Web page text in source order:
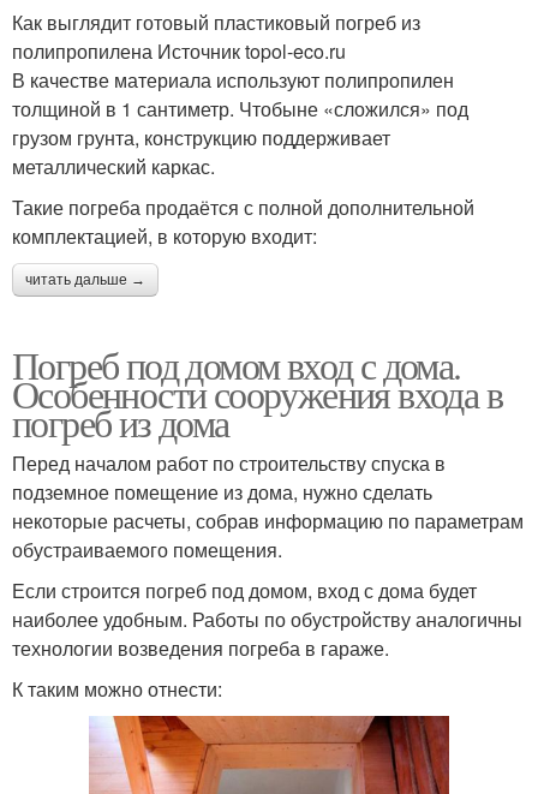
Как выглядит готовый пластиковый погреб из
полипропилена Источник topol-eco.ru
В качестве материала используют полипропилен
толщиной в 1 сантиметр. Чтобыне «сложился» под
грузом грунта, конструкцию поддерживает
металлический каркас.
Такие погреба продаётся с полной дополнительной
комплектацией, в которую входит:
читать дальше →
Погреб под домом вход с дома.
Особенности сооружения входа в
погреб из дома
Перед началом работ по строительству спуска в
подземное помещение из дома, нужно сделать
некоторые расчеты, собрав информацию по параметрам
обустраиваемого помещения.
Если строится погреб под домом, вход с дома будет
наиболее удобным. Работы по обустройству аналогичны
технологии возведения погреба в гараже.
К таким можно отнести: